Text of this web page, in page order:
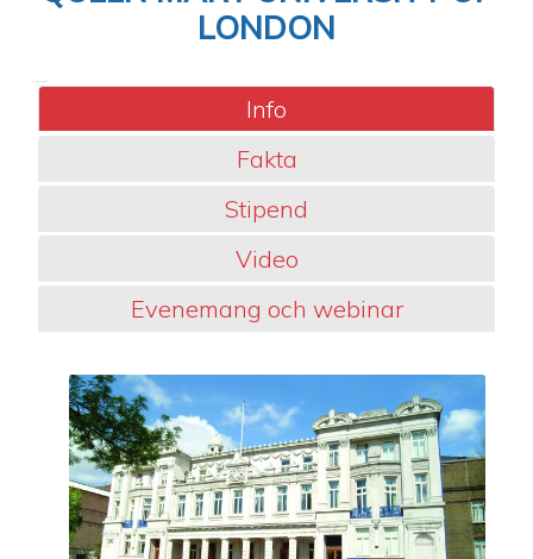
LONDON
Info
Fakta
Stipend
Video
Evenemang och webinar